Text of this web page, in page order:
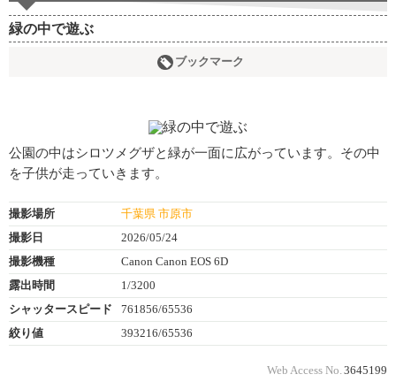
緑の中で遊ぶ
ブックマーク
公園の中はシロツメグザと緑が一面に広がっています。その中
を子供が走っていきます。
撮影場所
千葉県 市原市
撮影日
2026/05/24
撮影機種
Canon Canon EOS 6D
露出時間
1/3200
シャッタースピード
761856/65536
絞り値
393216/65536
Web Access No. 3645199